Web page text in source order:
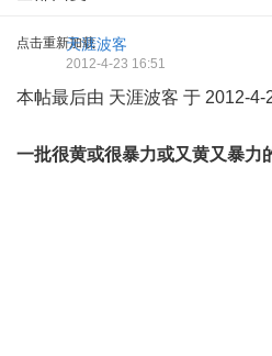
点击重新加载天涯波客
2012-4-23 16:51
本帖最后由 天涯波客 于 2012-4-
一批很黄或很暴力或又黄又暴力